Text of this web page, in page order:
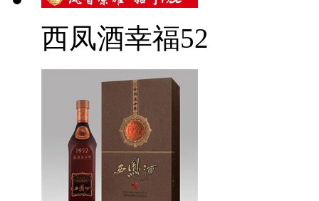
西凤酒幸福52